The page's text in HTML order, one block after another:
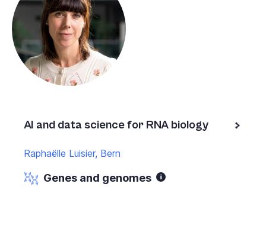
AI and data science for RNA biology
Raphaëlle Luisier, Bern
Genes and genomes